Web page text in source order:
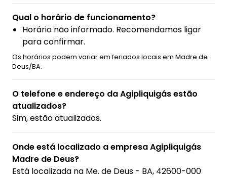
Qual o horário de funcionamento?
Horário não informado. Recomendamos ligar
para confirmar.
Os horários podem variar em feriados locais em Madre de
Deus/BA.
O telefone e endereço da Agipliquigás estão
atualizados?
Sim, estão atualizados.
Onde está localizado a empresa Agipliquigás
Madre de Deus?
Está localizada na Me. de Deus - BA, 42600-000